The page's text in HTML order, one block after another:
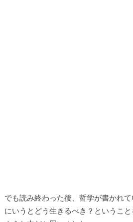
でも読み終わった後、哲学が書かれ
にいうとどう生きるべき？というこ